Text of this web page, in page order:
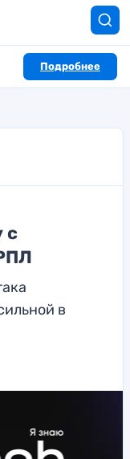
Подробнее
с
в